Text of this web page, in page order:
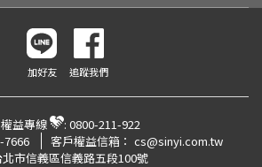
加好友 追蹤我們
益專線 : 0800-211-922
7666 客戶權益信箱： cs@sinyi.com.tw
北市信義區信義路五段100號